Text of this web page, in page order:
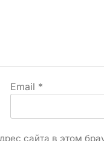
Email *
сайта в этом